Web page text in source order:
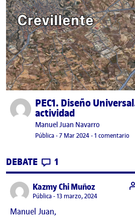
Publicado porPEC1. Diseño
actividad
Publicado por
Manuel Juan Navarro
Visibilidad:
Pública-Fecha de publicación
7 Mar 20247 marzo, 2024
-1 comentario
DEBATE CONTRIBUTIONS
1
Kazmy Chi Muñozsays:
Visibilidad:
Pública 13 marzo, 2024
Manuel Juan,